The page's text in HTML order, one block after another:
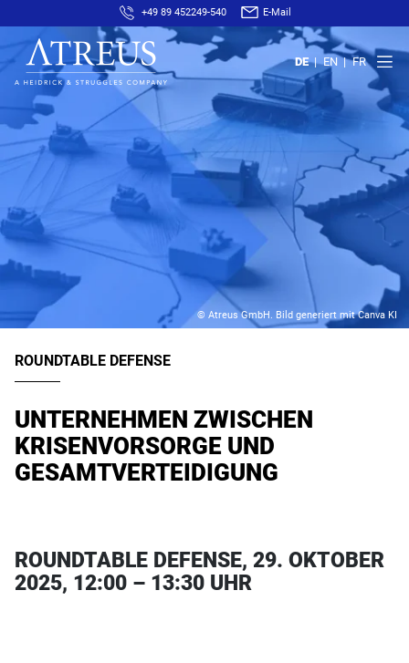
+49 89 452249-540 E-Mail
DE EN FR
© Atreus GmbH. Bild generiert mit Canva KI
ROUNDTABLE DEFENSE
UNTERNEHMEN ZWISCHEN
KRISENVORSORGE UND
GESAMTVERTEIDIGUNG
ROUNDTABLE DEFENSE, 29. OKTOBER
2025, 12:00 – 13:30 UHR